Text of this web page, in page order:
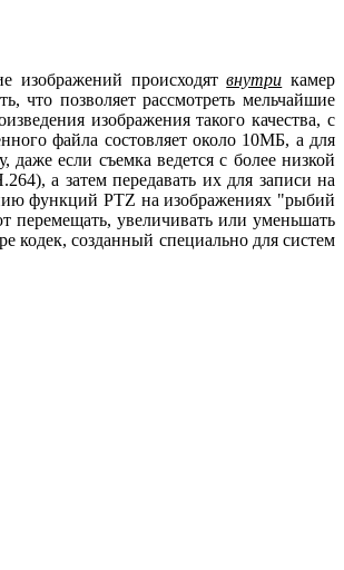
изображений происходятвнутри камер
что позволяет рассмотреть мельчайшие
изображения такого качества, с
файла состовляет около 10МБ, а для
если съемка ведется с более низкой
а затем передавать их для записи на
функций PTZ на изображениях "рыбий
перемещать, увеличивать или уменьшать
кодек, созданный специально для систем